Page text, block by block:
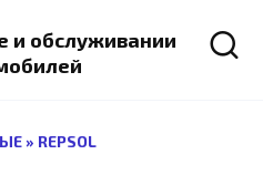
и обслуживании
» REPSOL